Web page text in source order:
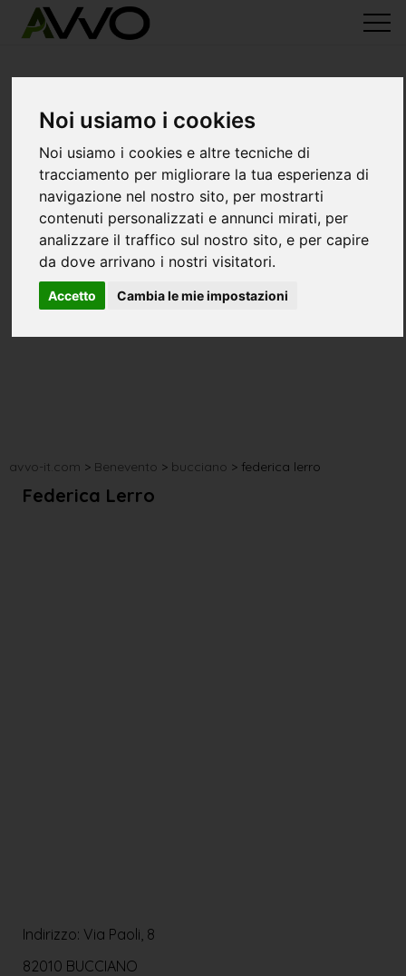
Noi usiamo i cookies
Noi usiamo i cookies e altre tecniche di
tracciamento per migliorare la tua esperienza di
navigazione nel nostro sito, per mostrarti
contenuti personalizzati e annunci mirati, per
analizzare il traffico sul nostro sito, e per capire
da dove arrivano i nostri visitatori.
Accetto Cambia le mie impostazioni
avvo-it.com > Benevento > bucciano > federica lerro
Federica Lerro
Indirizzo: Via Paoli, 8
82010 BUCCIANO